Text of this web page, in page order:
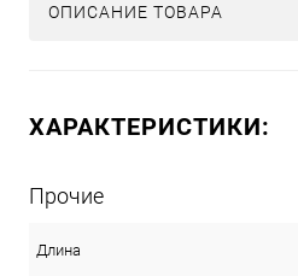
ОПИСАНИЕ ТОВАРА
ХАРАКТЕРИСТИКИ:
Прочие
Длина